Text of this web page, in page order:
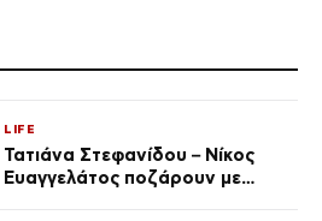
LIFE
Τατιάνα Στεφανίδου – Νίκος
Ευαγγελάτος ποζάρουν με